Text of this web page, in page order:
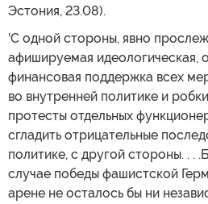
Эстония, 23.08).
'С одной стороны, явно
афишируемая идеологическая,
финансовая поддержка всех
во внутренней политике и
протесты отдельных
сгладить отрицательные
политике, с другой стороны. . .
случае победы фашистской
арене не осталось бы ни